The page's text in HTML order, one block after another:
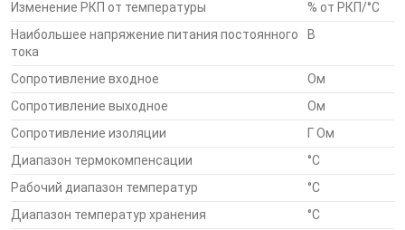
Используются уникальные методики при
нормировании параметров и испытаниях
Многоступенчатая система контроля качества
тензодатчика
Потребителю тензодатчики поставляются,
использования в весах
Изменение РКП от температуры
% от РКП/°С
Наибольшее напряжение питания постоянного
тока
В
Сопротивление входное
Ом
Сопротивление выходное
Ом
Сопротивление изоляции
Г Ом
Диапазон термокомпенсации
°С
Рабочий диапазон температур
°С
Диапазон температур хранения
°С